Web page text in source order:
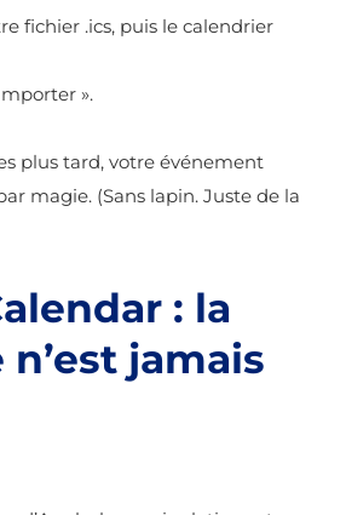
fichier .ics, puis le calendrier
».
plus tard, votre événement
magie. (Sans lapin. Juste de la
: la
jamais